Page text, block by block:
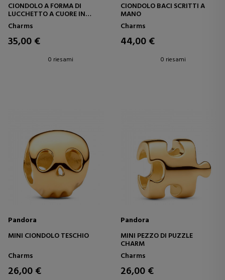
CIONDOLO A FORMA DI
LUCCHETTO A CUORE IN
FILIGRANA
Charms
35,00 €
0 riesami
CIONDOLO BACI SCRITTI A
MANO
Charms
44,00 €
0 riesami
Pandora
MINI CIONDOLO TESCHIO
Charms
26,00 €
Pandora
MINI PEZZO DI PUZZLE
CHARM
Charms
26,00 €